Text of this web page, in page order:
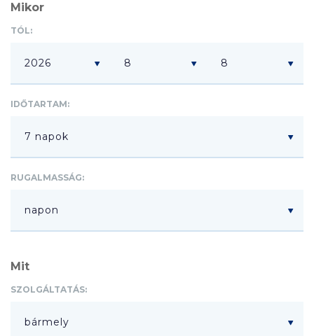
Mikor
TÓL:
IDŐTARTAM:
RUGALMASSÁG:
Mit
SZOLGÁLTATÁS: